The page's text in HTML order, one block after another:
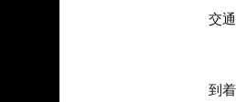
交
到